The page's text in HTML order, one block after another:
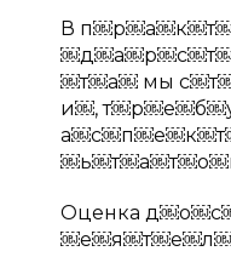
В
￼т￼а￼ мы
и￼,
Оценка